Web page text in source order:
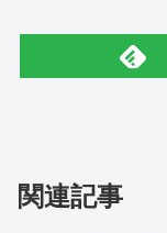
関連記事